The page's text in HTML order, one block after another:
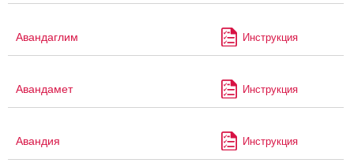
Авандаглим Инструкция
Авандамет Инструкция
Авандия Инструкция